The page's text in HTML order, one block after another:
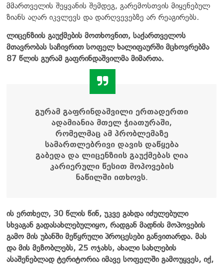
მმართველის შეყვანის შემდეგ, გარემოსთვის მიყენებულ
ზიანს აღარ იკვლევს და დარღვევებზე არ რეაგირებს.
ლიცენზიის გაუქმების მოთხოვნით, საქართველოს
მთავრობას საჩივრით სოფელ ხალიფაურში მცხოვრებმა
87 წლის გურამ გაფრინდაშვილმა მიმართა.
გურამ გაფრინდაშვილი ერთადერთი
ადამიანია მთელ ჭიათურაში,
რომელმაც ამ პრობლემაზე
სამართლებრივი დავის დაწყება
გაბედა და ლიცენზიის გაუქმებას ღია
კარიერული წესით მოპოვების
ნაწილში ითხოვს.
ის ერთხელ, 30 წლის წინ, უკვე გახდა იძულებული
სხვაგან გადასახლებულიყო, რადგან მადნის მოპოვების
გამო მის უბანში მეწყრული პროცესები განვითარდა. მას
და მის მეზობლებს, 25 ოჯახს, ახალი სახლების
ასაშენებლად ტერიტორია იმავე სოფელში გამოუყვეს, იქ,